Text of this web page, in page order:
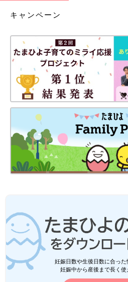
キャンペーン
妊娠日数や生後日数に合っ
妊娠中から産後まで長く使